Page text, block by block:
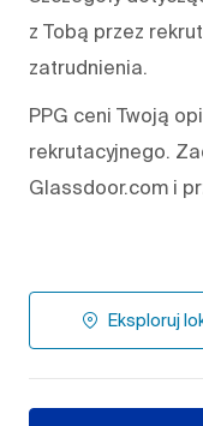
z Tobą przez
zatrudnienia.
PPG ceni Twoją
rekrutacyjnego.
Glassdoor.com i
Eksploruj